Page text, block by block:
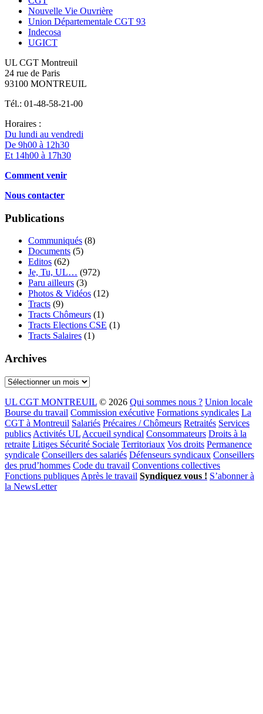
Nouvelle Vie Ouvrière
Union Départementale CGT 93
Indecosa
UGICT
UL CGT Montreuil
24 rue de Paris
93100 MONTREUIL
Tél.: 01-48-58-21-00
Horaires :
Du lundi au vendredi
De 9h00 à 12h30
Et 14h00 à 17h30
Comment venir
Nous contacter
Publications
Communiqués (8)
Documents (5)
Editos (62)
Je, Tu, UL… (972)
Paru ailleurs (3)
Photos & Vidéos (12)
Tracts (9)
Tracts Chômeurs (1)
Tracts Elections CSE (1)
Tracts Salaires (1)
Archives
Archives
UL CGT MONTREUIL © 2026 Qui sommes nous ? Union locale
Bourse du travail Commission exécutive Formations syndicales La
CGT à Montreuil Salariés Précaires / Chômeurs Retraités Services
publics Activités UL Accueil syndical Consommateurs Droits à la
retraite Litiges Sécurité Sociale Territoriaux Vos droits Permanence
syndicale Conseillers des salariés Défenseurs syndicaux Conseillers
des prud’hommes Code du travail Conventions collectives
Fonctions publiques Après le travail Syndiquez vous ! S’abonner à
la NewsLetter